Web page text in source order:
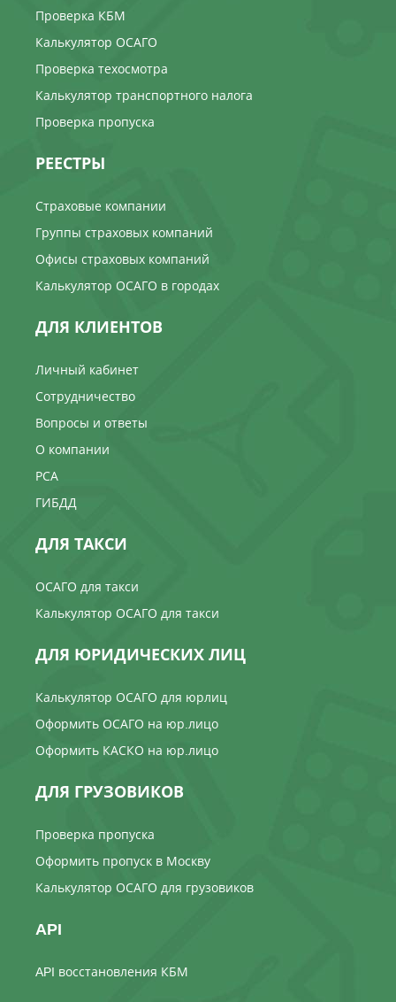
Проверка КБМ
Калькулятор ОСАГО
Проверка техосмотра
Калькулятор транспортного налога
Проверка пропуска
РЕЕСТРЫ
Страховые компании
Группы страховых компаний
Офисы страховых компаний
Калькулятор ОСАГО в городах
ДЛЯ КЛИЕНТОВ
Личный кабинет
Сотрудничество
Вопросы и ответы
О компании
РСА
ГИБДД
ДЛЯ ТАКСИ
ОСАГО для такси
Калькулятор ОСАГО для такси
ДЛЯ ЮРИДИЧЕСКИХ ЛИЦ
Калькулятор ОСАГО для юрлиц
Оформить ОСАГО на юр.лицо
Оформить КАСКО на юр.лицо
ДЛЯ ГРУЗОВИКОВ
Проверка пропуска
Оформить пропуск в Москву
Калькулятор ОСАГО для грузовиков
API
API восстановления КБМ